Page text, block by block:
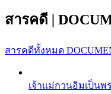
สารคดี |
สารคดีทั้งหมด
เจ้าแม่กวนอิมเป็น